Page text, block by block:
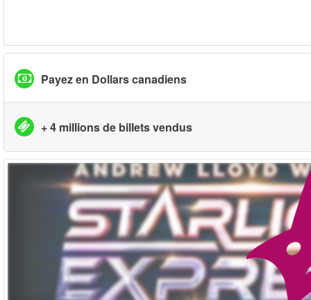
Payez en Dollars canadiens
+ 4 millions de billets vendus